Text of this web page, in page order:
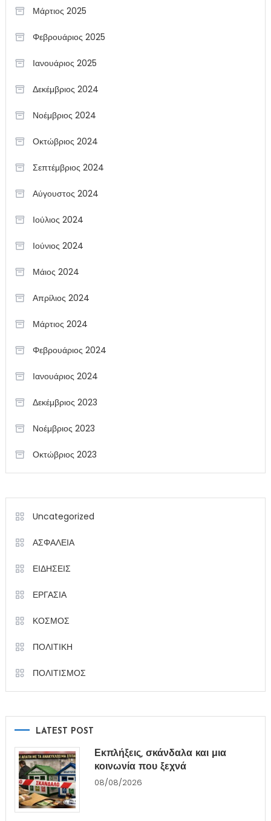
Μάρτιος 2025
Φεβρουάριος 2025
Ιανουάριος 2025
Δεκέμβριος 2024
Νοέμβριος 2024
Οκτώβριος 2024
Σεπτέμβριος 2024
Αύγουστος 2024
Ιούλιος 2024
Ιούνιος 2024
Μάιος 2024
Απρίλιος 2024
Μάρτιος 2024
Φεβρουάριος 2024
Ιανουάριος 2024
Δεκέμβριος 2023
Νοέμβριος 2023
Οκτώβριος 2023
Uncategorized
ΑΣΦΑΛΕΙΑ
ΕΙΔΗΣΕΙΣ
ΕΡΓΑΣΙΑ
ΚΟΣΜΟΣ
ΠΟΛΙΤΙΚΗ
ΠΟΛΙΤΙΣΜΟΣ
LATEST POST
Εκπλήξεις, σκάνδαλα και μια
κοινωνία που ξεχνά
08/08/2026